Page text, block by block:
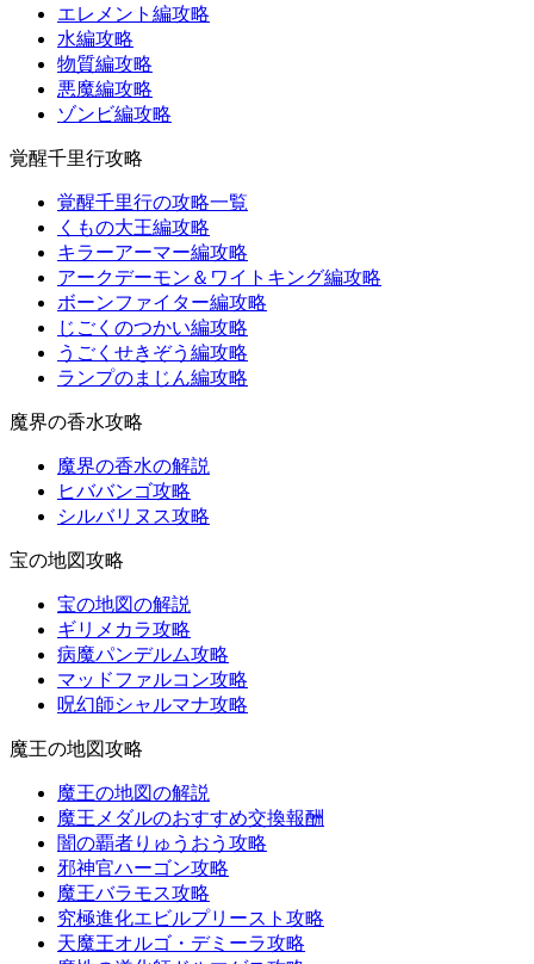
エレメント編攻略
水編攻略
物質編攻略
悪魔編攻略
ゾンビ編攻略
覚醒千里行攻略
覚醒千里行の攻略一覧
くもの大王編攻略
キラーアーマー編攻略
アークデーモン＆ワイトキング編攻略
ボーンファイター編攻略
じごくのつかい編攻略
うごくせきぞう編攻略
ランプのまじん編攻略
魔界の香水攻略
魔界の香水の解説
ヒババンゴ攻略
シルバリヌス攻略
宝の地図攻略
宝の地図の解説
ギリメカラ攻略
病魔パンデルム攻略
マッドファルコン攻略
呪幻師シャルマナ攻略
魔王の地図攻略
魔王の地図の解説
魔王メダルのおすすめ交換報酬
闇の覇者りゅうおう攻略
邪神官ハーゴン攻略
魔王バラモス攻略
究極進化エビルプリースト攻略
天魔王オルゴ・デミーラ攻略